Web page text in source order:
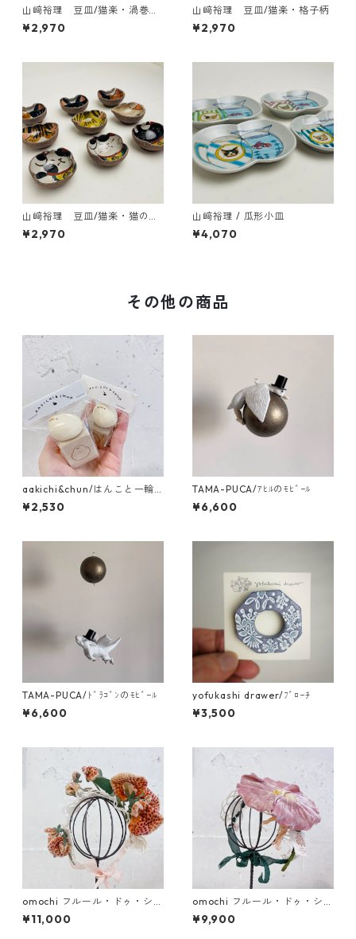
山﨑裕理 豆皿/猫楽・渦巻き
ドット柄
¥2,970
山﨑裕理 豆皿/猫楽・格子柄
¥2,970
山﨑裕理 豆皿/猫楽・猫のお
顔と招き猫
¥2,970
山﨑裕理 / 瓜形小皿
¥4,070
その他の商品
aakichi&chun/はんこと一輪
挿しのｾｯﾄ
¥2,530
TAMA-PUCA/ｱﾋﾙのﾓﾋﾞｰﾙ
¥6,600
TAMA-PUCA/ﾄﾞﾗｺﾞﾝのﾓﾋﾞｰﾙ
¥6,600
yofukashi drawer/ﾌﾞﾛｰﾁ
¥3,500
omochi フルール・ドゥ・シル
ク 蘭 (ドール用ヘッドドレス)
¥11,000
omochi フルール・ドゥ・シル
ク朝顔・菊 (ドール用ヘッドド
レス)
¥9,900